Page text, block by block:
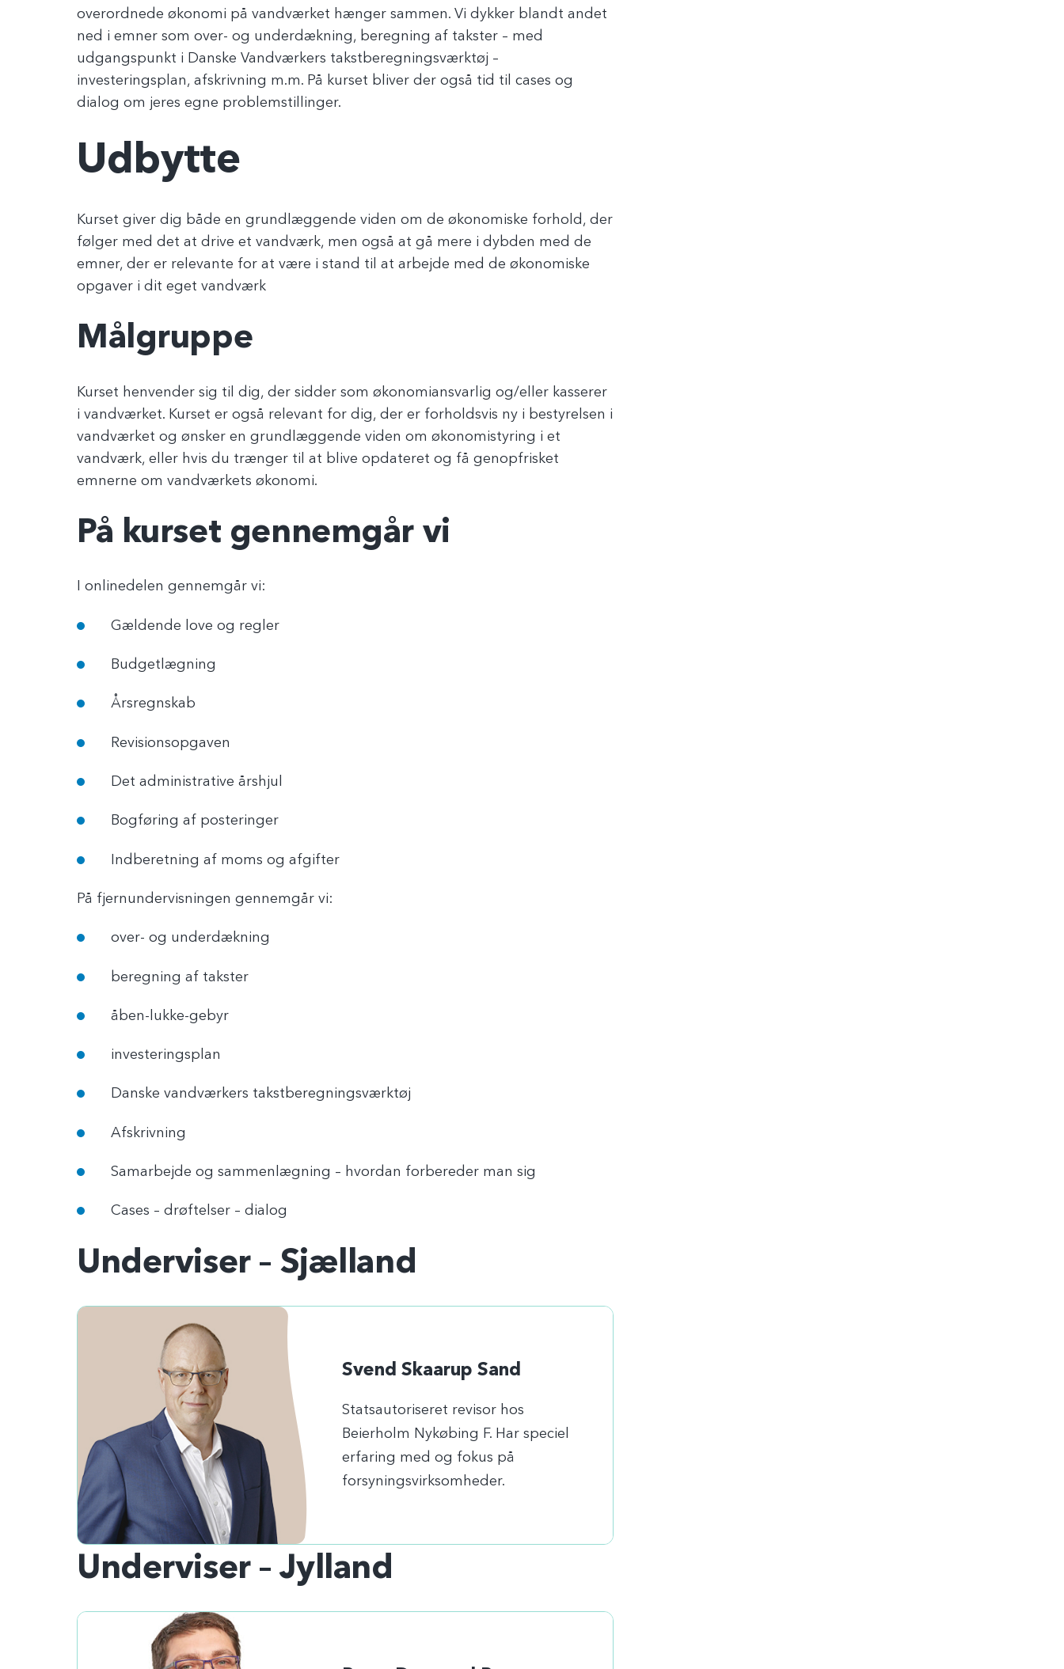
overordnede økonomi på vandværket hænger sammen. Vi dykker blandt andet
ned i emner som over- og underdækning, beregning af takster – med
udgangspunkt i Danske Vandværkers takstberegningsværktøj –
investeringsplan, afskrivning m.m. På kurset bliver der også tid til cases og
dialog om jeres egne problemstillinger.
Udbytte
Kurset giver dig både en grundlæggende viden om de økonomiske forhold, der
følger med det at drive et vandværk, men også at gå mere i dybden med de
emner, der er relevante for at være i stand til at arbejde med de økonomiske
opgaver i dit eget vandværk
Målgruppe
Kurset henvender sig til dig, der sidder som økonomiansvarlig og/eller kasserer
i vandværket. Kurset er også relevant for dig, der er forholdsvis ny i bestyrelsen i
vandværket og ønsker en grundlæggende viden om økonomistyring i et
vandværk, eller hvis du trænger til at blive opdateret og få genopfrisket
emnerne om vandværkets økonomi.
På kurset gennemgår vi
I onlinedelen gennemgår vi:
Gældende love og regler
Budgetlægning
Årsregnskab
Revisionsopgaven
Det administrative årshjul
Bogføring af posteringer
Indberetning af moms og afgifter
På fjernundervisningen gennemgår vi:
over- og underdækning
beregning af takster
åben-lukke-gebyr
investeringsplan
Danske vandværkers takstberegningsværktøj
Afskrivning
Samarbejde og sammenlægning – hvordan forbereder man sig
Cases – drøftelser – dialog
Underviser – Sjælland
Svend Skaarup Sand
Statsautoriseret revisor hos
Beierholm Nykøbing F. Har speciel
erfaring med og fokus på
forsyningsvirksomheder.
Underviser – Jylland